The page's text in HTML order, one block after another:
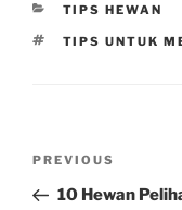
CATEGORIES
TIPS HEWAN
TAGS
TIPS UNTUK
Previous
Post
PREVIOUS
10 Hewan